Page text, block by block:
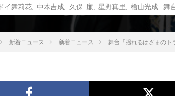
イ舞莉花
中本吉成 久保 廉 星野真里 檜山光成 舞
新着ニュース 新着ニュース 舞台「揺れるはざまのト